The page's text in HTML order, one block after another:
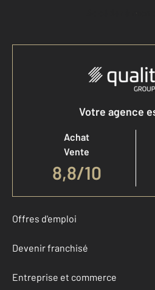
Accéder à mon
Votre agence
Achat
Vente
8,8/10
Offres d'emploi
Devenir franchisé
Entreprise et commerce